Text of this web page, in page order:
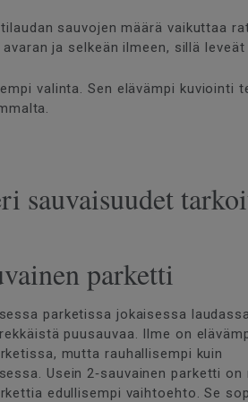
sauvojen määrä vaikuttaa
ja selkeän ilmeen, sillä
valinta. Sen elävämpi
sauvaisuudet
parketti
parketissa jokaisessa
puusauvaa. Ilme on
mutta rauhallisempi kuin
Usein 2‑sauvainen parketti on
edullisempi vaihtoehto. Se